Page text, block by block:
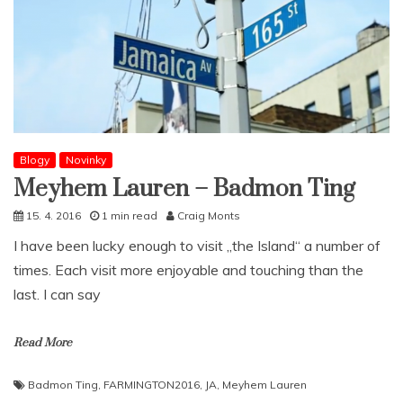
Blogy Novinky
Meyhem Lauren – Badmon Ting
15. 4. 2016 1 min read Craig Monts
I have been lucky enough to visit „the Island“ a number of
times. Each visit more enjoyable and touching than the
last. I can say
Read More
Badmon Ting FARMINGTON2016 JA Meyhem Lauren